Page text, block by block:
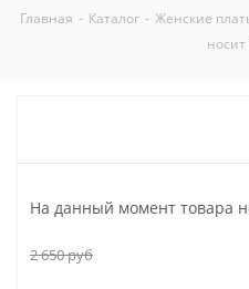
Главная - Каталог - Женские
На данный момент товара
2 650руб